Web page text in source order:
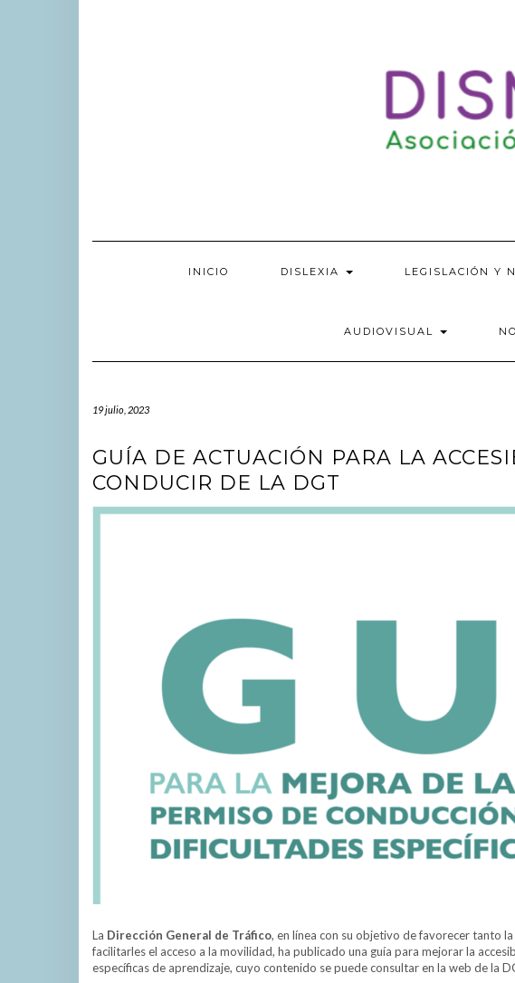
INICIO DISLEXIA LEGISLACIÓN Y
AUDIOVISUAL
19 julio, 2023
GUÍA DE ACTUACIÓN PARA LA
CONDUCIR DE LA DGT
La Dirección General de Tráfico, en línea con su objetivo de favorecer tanto
facilitarles el acceso a la movilidad, ha publicado una guía para mejorar la
específicas de aprendizaje, cuyo contenido se puede consultar en la web de la